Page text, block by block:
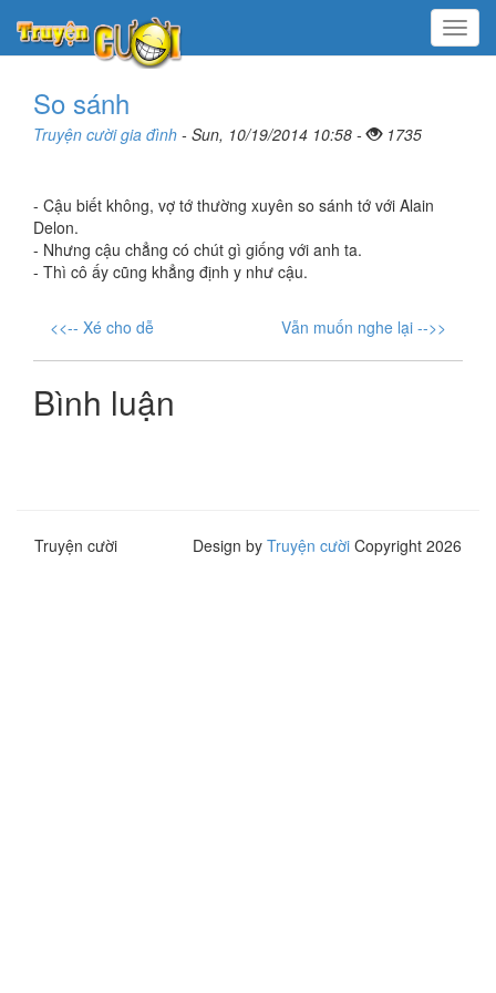
Menu
So sánh
Truyện cười gia đình - Sun, 10/19/2014 10:58 - 1735
- Cậu biết không, vợ tớ thường xuyên so sánh tớ với Alain
Delon.
- Nhưng cậu chẳng có chút gì giống với anh ta.
- Thì cô ấy cũng khẳng định y như cậu.
<<-- Xé cho dễ Vẫn muốn nghe lại -->>
Bình luận
Truyện cười Design by Truyện cười Copyright 2026